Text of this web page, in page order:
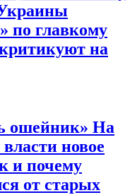
по главкому
на
ошейник» На
новое
и почему
от старых